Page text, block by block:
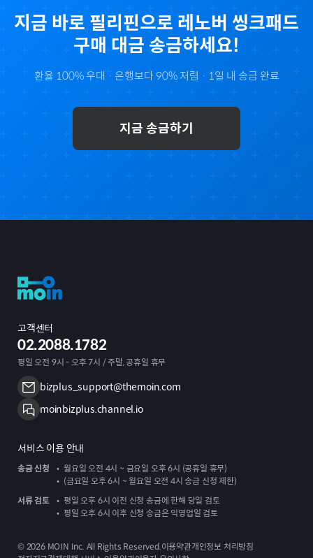
지금 바로 필리핀으로 레노버 씽크패드
구매 대금 송금하세요!
환율 100% 우대 · 은행보다 90% 저렴 · 1일 내 송금 완료
지금 송금하기
고객센터
02.2088.1782
평일 오전 9시 - 오후 7시 / 주말, 공휴일 휴무
bizplus_support@themoin.com
moinbizplus.channel.io
서비스 이용 안내
송금 신청
월요일 오전 4시 ~ 금요일 오후 6시 (공휴일 휴무)
(금요일 오후 6시 ~ 월요일 오전 4시 송금 신청 제한)
서류 검토
평일 오후 6시 이전 신청 송금에 한해 당일 검토
평일 오후 6시 이후 신청 송금은 익영업일 검토
© 2026MOIN Inc. All Rights Reserved.이용약관개인정보 처리방침